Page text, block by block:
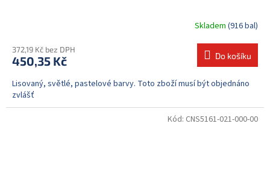
Skladem (916 bal)
372,19 Kč bez DPH
450,35 Kč Do košíku
Lisovaný, světlé, pastelové barvy. Toto zboží musí být objednáno
zvlášť
Kód: CNS5161-021-000-00